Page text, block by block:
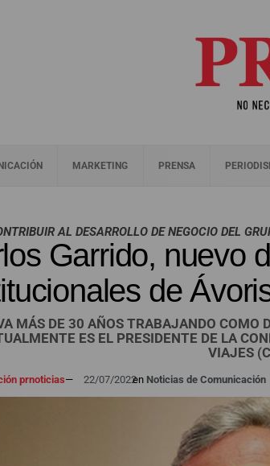
MARKETING PRENSA
AL DESARROLLO DE NEGOCIO DEL
Garrido, nuevo
de
MÁS DE 30 AÑOS TRABAJANDO COMO
ES EL PRESIDENTE DE LA
VIAJES
prnoticias— 22/07/2022en Noticias de Comunicación